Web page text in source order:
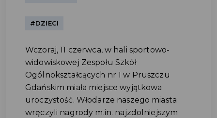
#DZIECI
Wczoraj, 11 czerwca, w hali sportowo-
widowiskowej Zespołu Szkół
Ogólnokształcących nr 1 w Pruszczu
Gdańskim miała miejsce wyjątkowa
uroczystość. Włodarze naszego miasta
wręczyli nagrody m.in. najzdolniejszym